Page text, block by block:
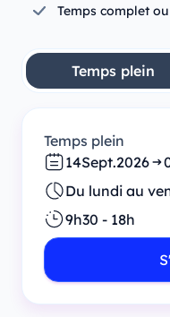
Temps complet
Temps plein
Temps plein
14Sept.2026
Du lundi au
9h30 - 18h